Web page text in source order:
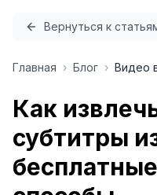
Вернуться к
Главная › Блог › Видео
Как
субтитры